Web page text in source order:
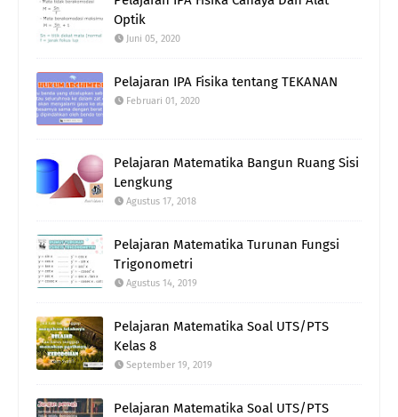
Optik
Juni 05, 2020
Pelajaran IPA Fisika tentang TEKANAN
Februari 01, 2020
Pelajaran Matematika Bangun Ruang Sisi
Lengkung
Agustus 17, 2018
Pelajaran Matematika Turunan Fungsi
Trigonometri
Agustus 14, 2019
Pelajaran Matematika Soal UTS/PTS
Kelas 8
September 19, 2019
Pelajaran Matematika Soal UTS/PTS